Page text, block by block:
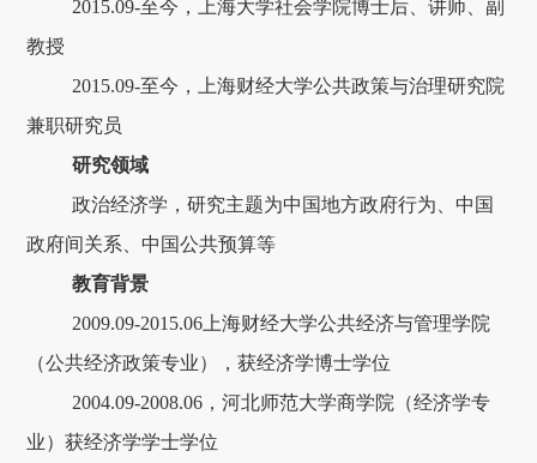
2015.09-至今，上海大学社会学院博士后、讲师、副
教授
2015.09-至今，上海财经大学公共政策与治理研究院
兼职研究员
研究领域
政治经济学，研究主题为中国地方政府行为、中国
政府间关系、中国公共预算等
教育背景
2009.09-2015.06上海财经大学公共经济与管理学院
（公共经济政策专业），获经济学博士学位
2004.09-2008.06，河北师范大学商学院（经济学专
业）获经济学学士学位